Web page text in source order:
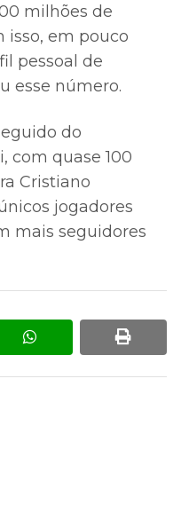
milhões de
isso, em pouco
pessoal de
esse número.
do
com quase 100
Cristiano
jogadores
mais seguidores
whatsapp print